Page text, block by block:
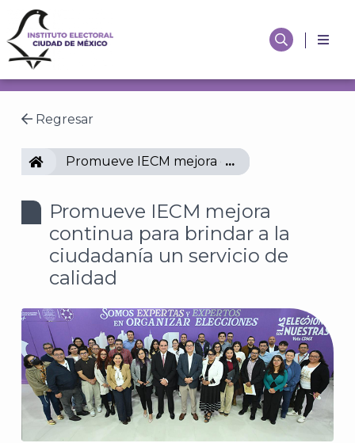
Regresar
IECMPromueve IECM mejora continua para
Promueve IECM mejora
continua para brindar a la
ciudadanía un servicio de
calidad